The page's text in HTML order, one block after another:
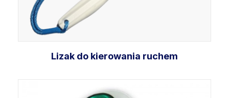
Lizak do kierowania ruchem